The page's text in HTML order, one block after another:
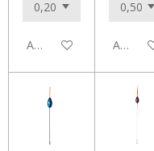
Aggiungi al carrello